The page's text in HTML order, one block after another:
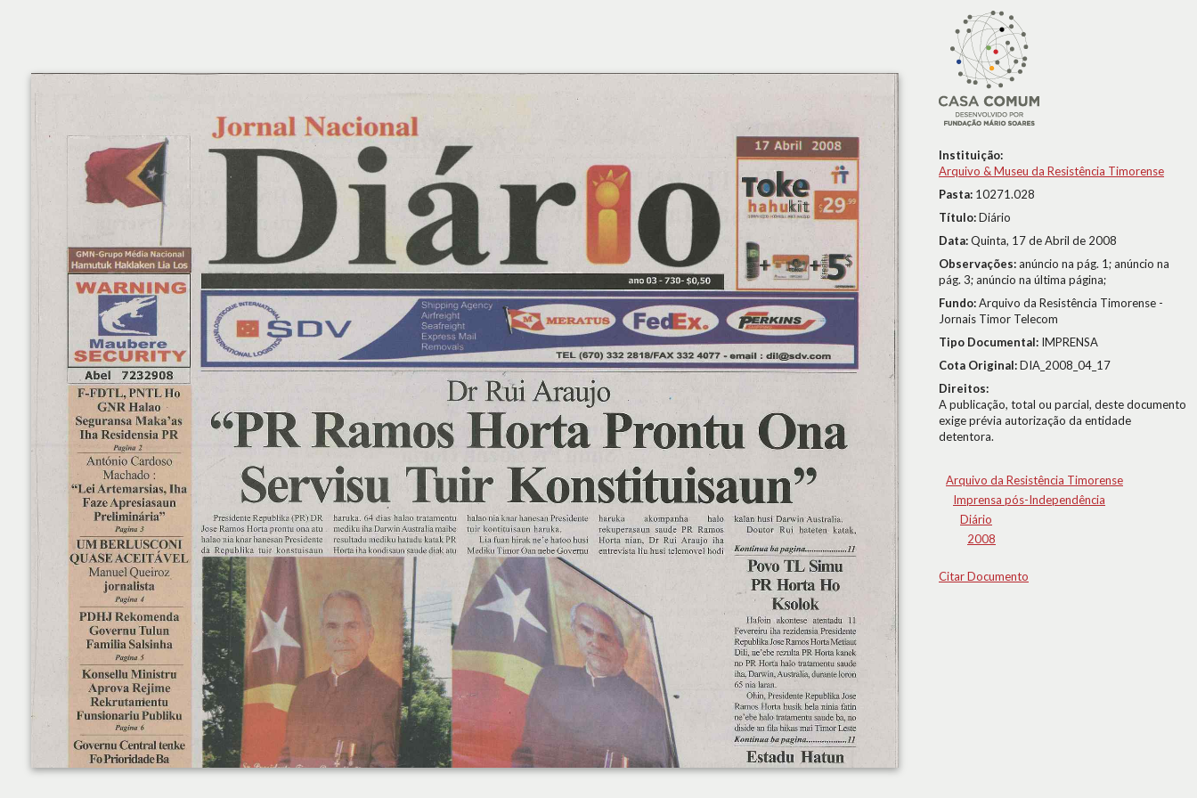
Instituição:
Arquivo & Museu da Resistência Timorense
Pasta: 10271.028
Título:Diário
Data:Quinta, 17 de Abril de 2008
Observações:anúncio na pág. 1; anúncio na
pág. 3; anúncio na última página;
Fundo:Arquivo da Resistência Timorense -
Jornais Timor Telecom
Tipo Documental: IMPRENSA
Cota Original:DIA_2008_04_17
Direitos:
A publicação, total ou parcial, deste documento
exige prévia autorização da entidade
detentora.
Arquivo da Resistência Timorense
Imprensa pós-Independência
Diário
2008
Citar Documento